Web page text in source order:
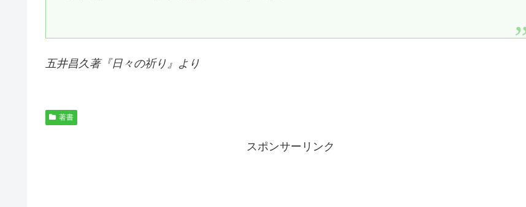
五井昌久著『日々の祈り 』より
著書
スポンサーリンク